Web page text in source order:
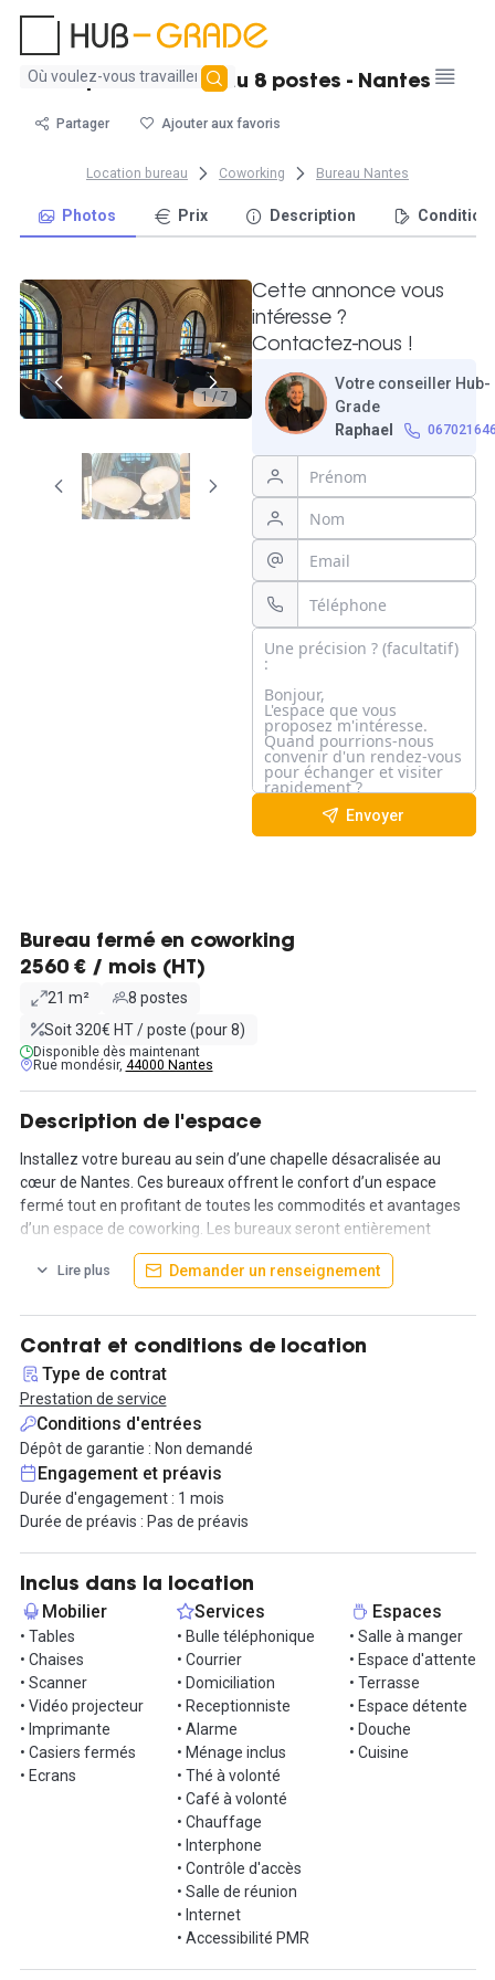
Aucun
trouvé
Espace de bureau 8 postes - Nantes
Partager Ajouter aux favoris
Location bureau Coworking Bureau Nantes
Photos Prix Description
1 / 7
Cette annonce vous
intéresse ?
Contactez-nous !
Votre conseiller Hub-
Grade
Raphael
Envoyer
Bureau fermé en coworking
2560 € / mois (HT)
21 m²
8 postes
Soit 320€ HT / poste (pour 8)
Disponible dès maintenant
Rue mondésir, 44000 Nantes
Description de l'espace
Installez votre bureau au sein d’une chapelle désacralisée au
cœur de Nantes. Ces bureaux offrent le confort d’un espace
fermé tout en profitant de toutes les commodités et avantages
d’un espace de coworking. Les bureaux seront entièrement
aménagés grâce à du mobilier, des luminaires design et des
plantes afin de s’y sentir comme chez soi.
Services :
- ouverture 24/7 ;
- permanence au sein de l’espace de 8h30 à 18h ;
- prises RJ45 ;
- réseau dédié ;
- imprimantes avec impressions illimitées ;
- assistance technique & informatique ;
- boissons chaudes illimitées ;
- service de conciergerie ;
- service domiciliation ;
- ateliers professionnels (prospection client, réseaux sociaux…) ;
- ateliers bien-être (massage, yoga, cross fit...).
Le lieu :
La décoration du lieu associe un style industriel avec des
passerelles en acier noir et en verre avec un style naturel, cool &
chic où la végétalisation se mêle aux murs de pierre. Réparti sur 3
étages, l’espace dispose d'un open-space de 40 places au rez-de-
chaussée (300 m²), ainsi que de 6 bureaux à partager répartis
entre le 1ᵉ et le 2ᵉ étage.
À cela, nous ajoutons tous les espaces conçus pour le bien-être
des coworkers (chill-out, espace restauration, salle de réunion...).
À partir de mars 2020, le coworking proposera un espace hybride
original et atypique dont l’architecture et les ornements auront
été mis en valeur. Chaque espace de travail sera créé dans
l’objectif de stimuler l’imagination de nos coworkers et de faire
avancer leurs projets de société dans un confort optimal.
Ce coworking vient apporter aux entreprises Nantaises, un
Lire plus Demander un renseignement
Contrat et conditions de location
Type de contrat
Prestation de service
Conditions d'entrées
Dépôt de garantie : Non demandé
Engagement et préavis
Durée d'engagement : 1 mois
Durée de préavis : Pas de préavis
Inclus dans la location
Mobilier
• Tables
• Chaises
• Scanner
• Vidéo projecteur
• Imprimante
• Casiers fermés
• Ecrans
Services
• Bulle téléphonique
• Courrier
• Domiciliation
• Receptionniste
• Alarme
• Ménage inclus
• Thé à volonté
• Café à volonté
• Chauffage
• Interphone
• Contrôle d'accès
• Salle de réunion
• Internet
• Accessibilité PMR
Espaces
• Salle à manger
• Espace d'attente
• Terrasse
• Espace détente
• Douche
• Cuisine